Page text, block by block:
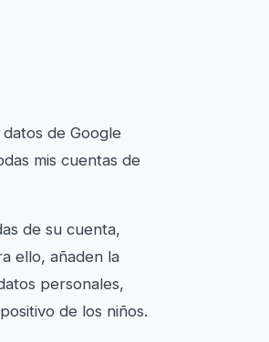
de Google
mis cuentas de
de su cuenta,
ello, añaden la
personales,
de los niños.